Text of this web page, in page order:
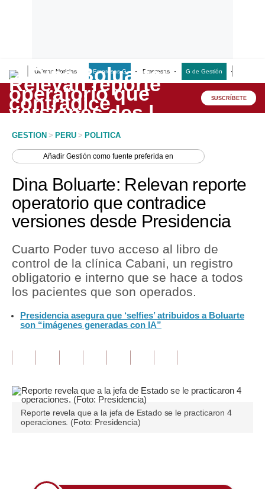
Últimas Noticias Empresas G Empresas G de Gestión
Lo último
Peru Quiosco
Economía
Mercados
Política
Tu Dinero
Finanzas Personales
Editorial
Pregunta de hoy
SUSCRÍBETE
GESTION > PERU > POLITICA
AñadirGestión como fuente preferida en
Dina Boluarte: Relevan reporte
operatorio que contradice
versiones desde Presidencia
Cuarto Poder tuvo acceso al libro de
control de la clínica Cabani, un registro
obligatorio e interno que se hace a todos
los pacientes que son operados.
Presidencia asegura que ‘selfies’ atribuidos a Boluarte
son “imágenes generadas con IA”
Reporte revela que a la jefa de Estado se le practicaron 4
operaciones. (Foto: Presidencia)